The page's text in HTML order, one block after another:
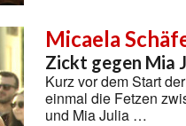
Micaela
Zickt gegen Mia
Kurz vor dem Start
einmal die Fetzen
und Mia Julia …